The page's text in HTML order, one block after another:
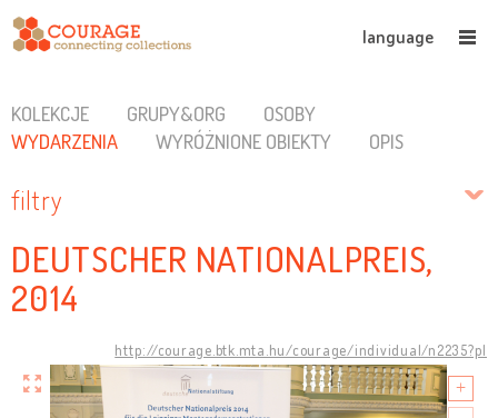
language
KOLEKCJE GRUPY&ORG
OSOBY
WYDARZENIA
WYRÓŻNIONE OBIEKTY OPIS
filtry
DEUTSCHER NATIONALPREIS,
2014
http://courage.btk.mta.hu/courage/individual/n2235?pl